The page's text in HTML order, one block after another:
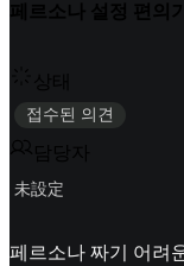
페르소나 설정 편의
상태
접수된 의견
담당자
未設定
페르소나 짜기 어려